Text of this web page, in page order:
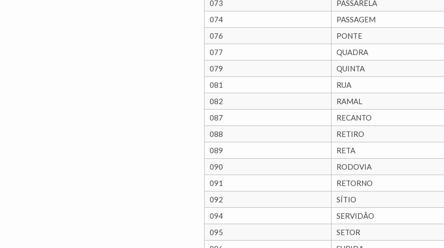
073
PASSARELA
074
PASSAGEM
076
PONTE
077
QUADRA
079
QUINTA
081
RUA
082
RAMAL
087
RECANTO
088
RETIRO
089
RETA
090
RODOVIA
091
RETORNO
092
SÍTIO
094
SERVIDÃO
095
SETOR